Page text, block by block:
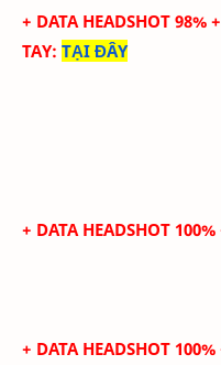
+ DATA HEADSHOT 98%
TAY: TẠI ĐÂY
+ DATA HEADSHOT
+ DATA HEADSHOT 100%